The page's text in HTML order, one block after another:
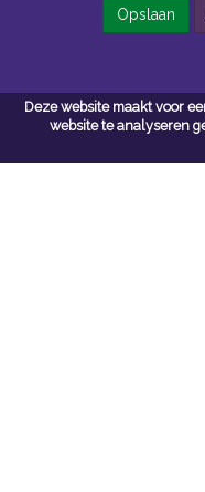
Deze website maakt voor
website te analyseren
Contacteer ons
Kerkstoel bouwmaterialen
Opslaan